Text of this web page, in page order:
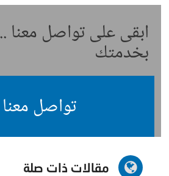
ابقى على تواصل معنا
بخدمتك
تواصل معنا
مقالات ذات صلة